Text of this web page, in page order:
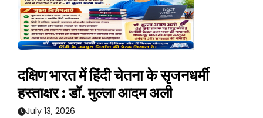
दक्षिण भारत में हिंदी चेतना के सृजनधर्मी
हस्ताक्षर : डॉ. मुल्ला आदम अली
July 13, 2026